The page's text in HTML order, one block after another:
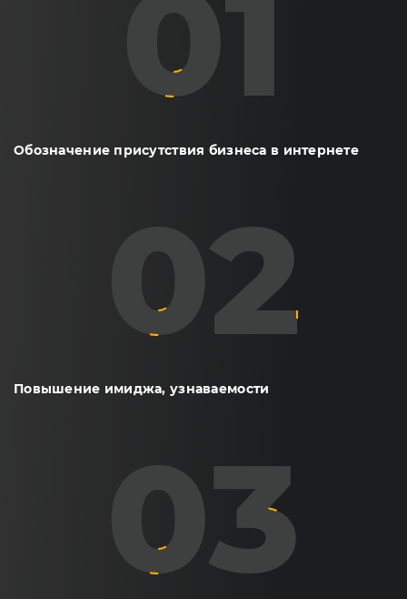
Обозначение присутствия бизнеса в интернете
Повышение имиджа, узнаваемости